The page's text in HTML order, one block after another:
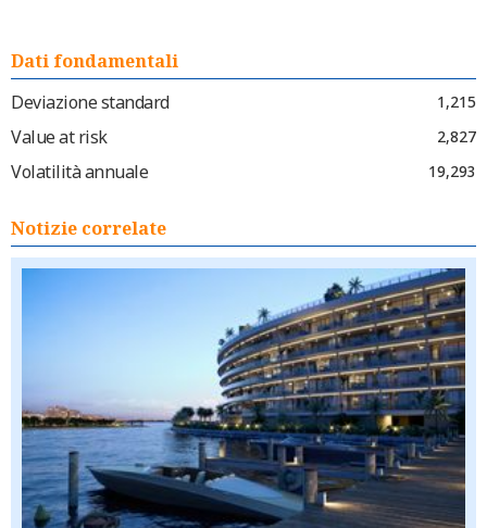
Dati fondamentali
Deviazione standard
1,215
Value at risk 2,827
Volatilità annuale 19,293
Notizie correlate